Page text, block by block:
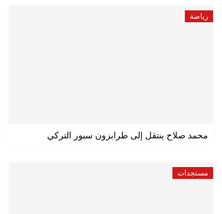
رياضة
محمد صلاح ينتقل إلى طرابزون سبور التركي
مستجدات